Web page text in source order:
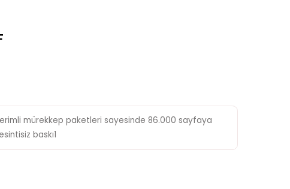
mürekkep paketleri sayesinde 86.000 sayfaya
baskı1